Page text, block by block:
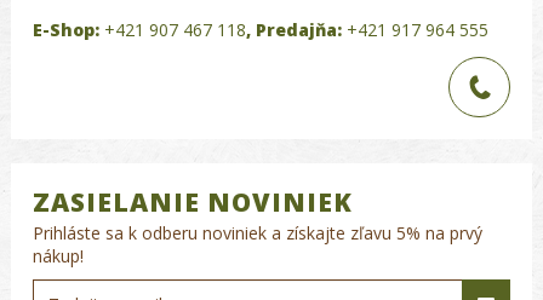
E-Shop: +421 907 467 118, Predajňa: +421 917 964 555
ZASIELANIE NOVINIEK
Prihláste sa k odberu noviniek a získajte zľavu 5% na prvý
nákup!